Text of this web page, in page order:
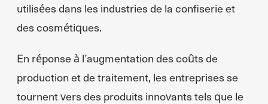
utilisées dans les industries de la confiserie et
des cosmétiques.
En réponse à l’augmentation des coûts de
production et de traitement, les entreprises se
tournent vers des produits innovants tels que le